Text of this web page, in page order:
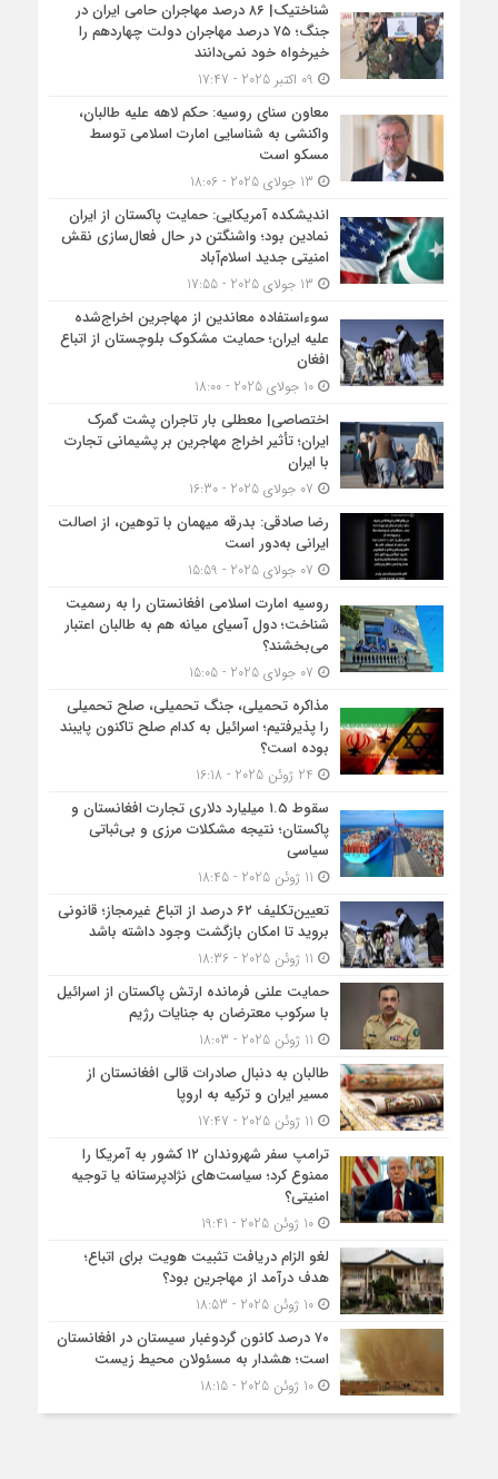
شناختیک| ۸۶ درصد مهاجران حامی ایران در
جنگ؛ ۷۵ درصد مهاجران دولت چهاردهم را
خیرخواه خود نمی‌دانند
معاون سنای روسیه: حکم لاهه علیه طالبان،
واکنشی به شناسایی امارت اسلامی توسط
مسکو است
اندیشکده آمریکایی: حمایت پاکستان از ایران
نمادین بود؛ واشنگتن در حال فعال‌سازی نقش
امنیتی جدید اسلام‌آباد
سوءاستفاده معاندین از مهاجرین اخراج‌شده
علیه ایران؛ حمایت مشکوک بلوچستان از اتباع
افغان
10 جولای 2025 - 18:00
اختصاصی| معطلی بار تاجران پشت گمرک
ایران؛ تأثیر اخراج مهاجرین بر پشیمانی تجارت
با ایران
رضا صادقی: بدرقه میهمان با توهین، از اصالت
ایرانی به‌دور است
روسیه امارت اسلامی افغانستان را به رسمیت
شناخت؛ دول آسیای میانه هم به طالبان اعتبار
می‎‌بخشند؟
مذاکره تحمیلی، جنگ تحمیلی، صلح تحمیلی
را پذیرفتیم؛ اسرائیل به کدام صلح تاکنون پایبند
بوده است؟
سقوط ۱.۵ میلیارد دلاری تجارت افغانستان و
پاکستان؛ نتیجه مشکلات مرزی و بی‌ثباتی
سیاسی
تعیین‌تکلیف ۶۲ درصد از اتباع غیرمجاز؛ قانونی
بروید تا امکان بازگشت وجود داشته باشد
حمایت علنی فرمانده ارتش پاکستان از اسرائیل
با سرکوب معترضان به جنایات رژیم
طالبان به دنبال صادرات قالی افغانستان از
مسیر ایران و ترکیه به اروپا
ترامپ سفر شهروندان ۱۲ کشور به آمریکا را
ممنوع کرد؛ سیاست‌های نژادپرستانه یا توجیه
امنیتی؟
10 ژوئن 2025 - 19:41
لغو الزام دریافت تثبیت هویت برای اتباع؛
هدف درآمد از مهاجرین بود؟
10 ژوئن 2025 - 18:53
۷۰ درصد کانون گردوغبار سیستان در افغانستان
است؛ هشدار به مسئولان محیط زیست
10 ژوئن 2025 - 18:15